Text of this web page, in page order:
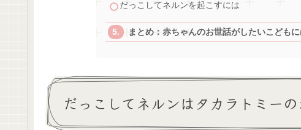
だっこしてネルンを起こすには
まとめ：赤ちゃんのお世話がしたいこども
だっこしてネルンはタカラトミーの